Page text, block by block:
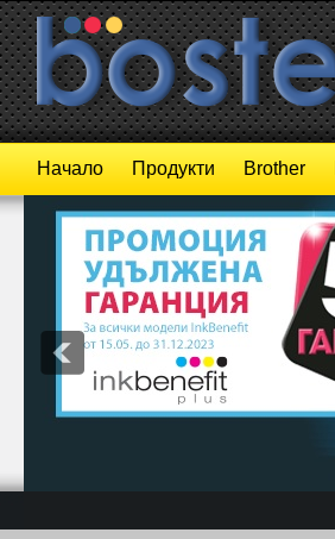
Начало Продукти Brother